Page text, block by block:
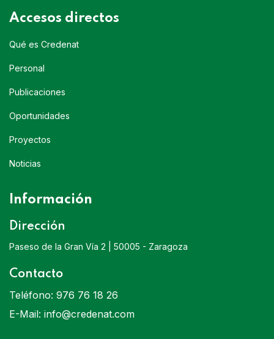
Accesos directos
Qué es Credenat
Personal
Publicaciones
Oportunidades
Proyectos
Noticias
Información
Dirección
Paseso de la Gran Vía 2 | 50005 - Zaragoza
Contacto
Teléfono: 976 76 18 26
E-Mail: info@credenat.com